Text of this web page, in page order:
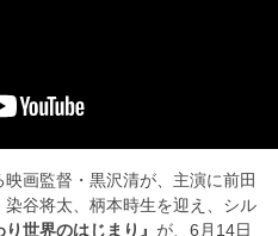
画監督・黒沢清が、主演に前田
谷将太、柄本時生を迎え、シル
り世界のはじまり』 が、6月14日